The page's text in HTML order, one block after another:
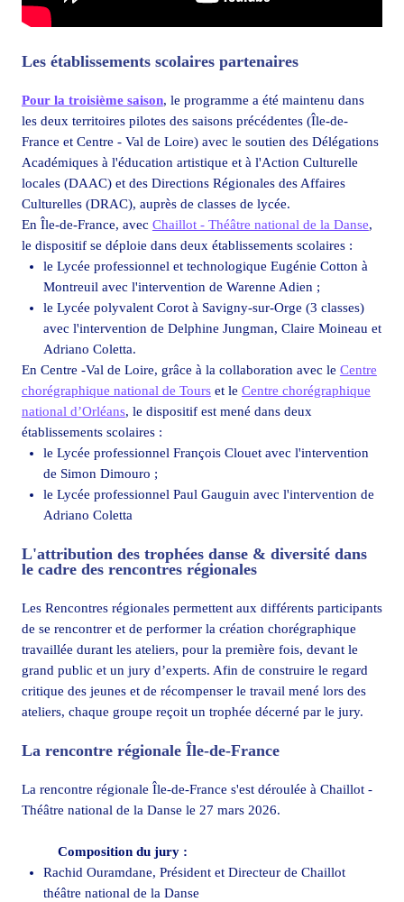
Les établissements scolaires partenaires
Pour la troisième saison, le programme a été maintenu dans
les deux territoires pilotes des saisons précédentes (Île-de-
France et Centre - Val de Loire) avec le soutien des Délégations
Académiques à l'éducation artistique et à l'Action Culturelle
locales (DAAC) et des Directions Régionales des Affaires
Culturelles (DRAC), auprès de classes de lycée.
En Île-de-France, avec Chaillot - Théâtre national de la Danse,
le dispositif se déploie dans deux établissements scolaires :
le Lycée professionnel et technologique Eugénie Cotton à
Montreuil avec l'intervention de Warenne Adien ;
le Lycée polyvalent Corot à Savigny-sur-Orge (3 classes)
avec l'intervention de Delphine Jungman, Claire Moineau et
Adriano Coletta.
​​​En Centre -Val de Loire, grâce à la collaboration avec le Centre
chorégraphique national de Tourset le Centre chorégraphique
national d’Orléans, le dispositif est mené dans deux
établissements scolaires :
le Lycée professionnel François Clouet avec l'intervention
de Simon Dimouro ;
le Lycée professionnel Paul Gauguin avec l'intervention de
Adriano Coletta
L'attribution des trophées danse & diversité dans
le cadre des rencontres régionales
Les Rencontres régionales permettent aux différents participants
de se rencontrer et de performer la création chorégraphique
travaillée durant les ateliers, pour la première fois, devant le
grand public et un jury d’experts. Afin de construire le regard
critique des jeunes et de récompenser le travail mené lors des
ateliers, chaque groupe reçoit un trophée décerné par le jury.
La rencontre régionale Île-de-France
La rencontre régionale Île-de-France s'est déroulée à Chaillot -
Théâtre national de la Danse le 27 mars 2026.
Composition du jury :
Rachid Ouramdane, Président et Directeur de Chaillot
théâtre national de la Danse